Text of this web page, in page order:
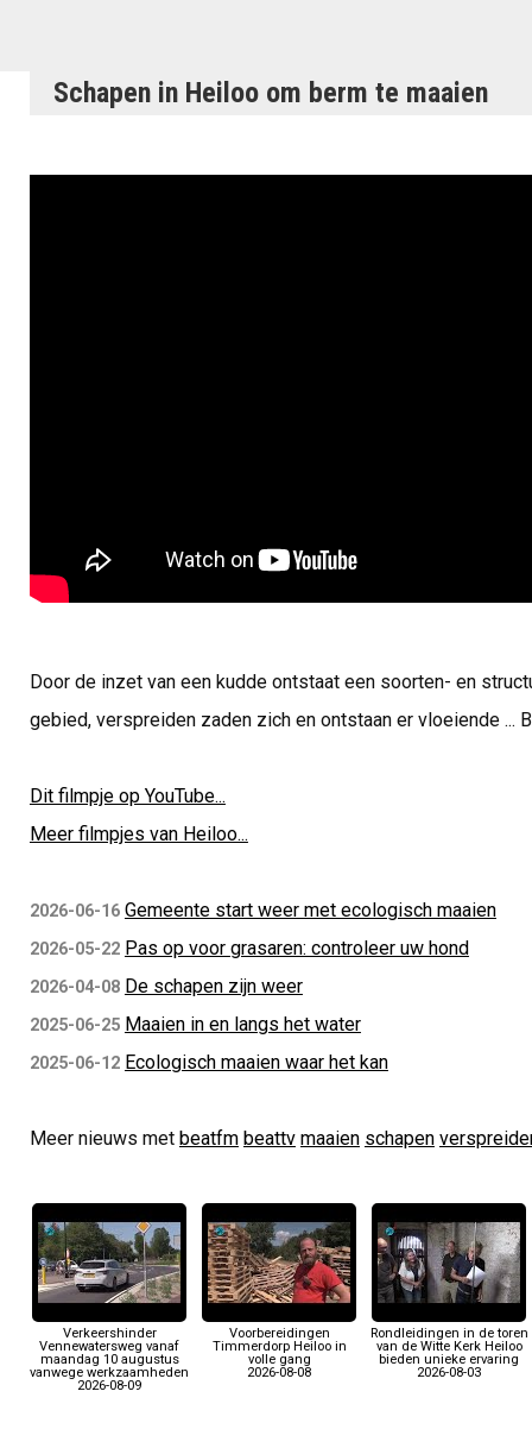
Schapen in Heiloo om berm te maaien
Door de inzet van een kudde ontstaat een soorten- en
gebied, verspreiden zaden zich en ontstaan er vloeiende ...
Dit filmpje op YouTube...
Meer filmpjes van Heiloo...
2026-06-16 Gemeente start weer met ecologisch maaien
2026-05-22 Pas op voor grasaren: controleer uw hond
2026-04-08 De schapen zijn weer
2025-06-25 Maaien in en langs het water
2025-06-12 Ecologisch maaien waar het kan
Meer nieuws met beatfm beattv maaien schapen
Verkeershinder
Vennewatersweg vanaf
maandag 10 augustus
vanwege werkzaamheden
2026-08-09
Voorbereidingen
Timmerdorp Heiloo in
volle gang
2026-08-08
Rondleidingen in de toren
van de Witte Kerk Heiloo
bieden unieke ervaring
2026-08-03